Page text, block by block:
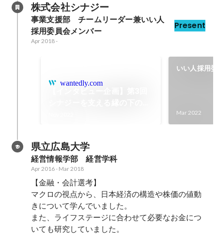
株式会社シナジー
事業支援部　チームリーダー兼いい人
採用委員会メンバー
Present
Apr 2018-
wantedly.com
いい人採用
Mar 2022
県立広島大学
経営情報学部　経営学科
Apr 2016- Mar 2018
【金融・会計選考】
マクロの視点から、日本経済の構造や株価の値動
きについて学んでいました。
また、ライフステージに合わせて必要なお金につ
いても研究していました。